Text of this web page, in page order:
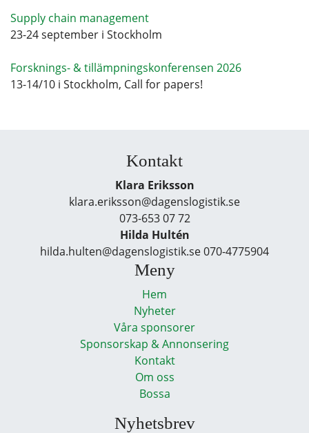
Supply chain management
23-24 september i Stockholm
Forsknings- & tillämpningskonferensen 2026
13-14/10 i Stockholm, Call for papers!
Kontakt
Klara Eriksson
klara.eriksson@dagenslogistik.se
073-653 07 72
Hilda Hultén
hilda.hulten@dagenslogistik.se 070-4775904
Meny
Hem
Nyheter
Våra sponsorer
Sponsorskap & Annonsering
Kontakt
Om oss
Bossa
Nyhetsbrev